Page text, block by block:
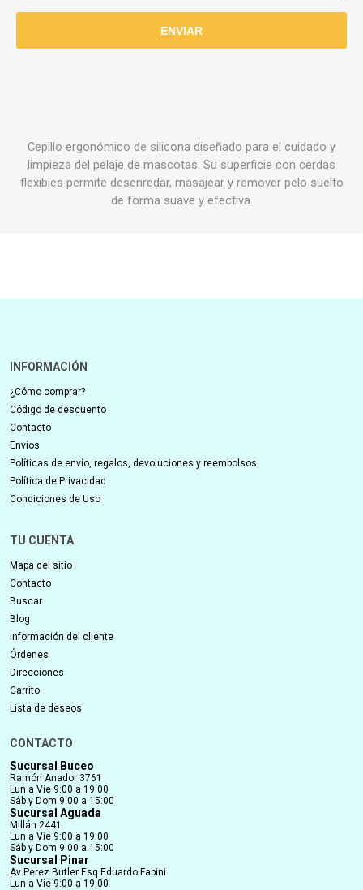
Cepillo ergonómico de silicona diseñado para el cuidado y
limpieza del pelaje de mascotas. Su superficie con cerdas
flexibles permite desenredar, masajear y remover pelo suelto
de forma suave y efectiva.
INFORMACIÓN
¿Cómo comprar?
Código de descuento
Contacto
Envíos
Políticas de envío, regalos, devoluciones y reembolsos
Política de Privacidad
Condiciones de Uso
TU CUENTA
Mapa del sitio
Contacto
Buscar
Blog
Información del cliente
Órdenes
Direcciones
Carrito
Lista de deseos
CONTACTO
Sucursal Buceo
Ramón Anador 3761
Lun a Vie 9:00 a 19:00
Sáb y Dom 9:00 a 15:00
Sucursal Aguada
Millán 2441
Lun a Vie 9:00 a 19:00
Sáb y Dom 9:00 a 15:00
Sucursal Pinar
Av Perez Butler Esq Eduardo Fabini
Lun a Vie 9:00 a 19:00